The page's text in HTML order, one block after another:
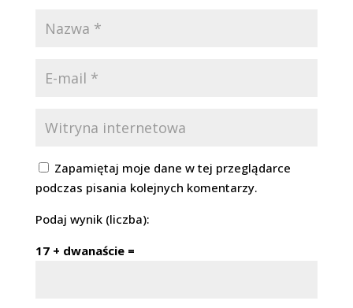
Zapamiętaj moje dane w tej przeglądarce
podczas pisania kolejnych komentarzy.
Podaj wynik (liczba):
17 + dwanaście =